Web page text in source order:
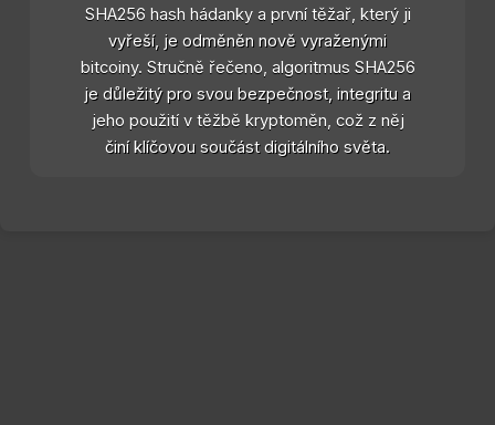
SHA256 hash hádanky a první těžař, který ji
vyřeší, je odměněn nově vyraženými
bitcoiny. Stručně řečeno, algoritmus SHA256
je důležitý pro svou bezpečnost, integritu a
jeho použití v těžbě kryptoměn, což z něj
činí klíčovou součást digitálního světa.